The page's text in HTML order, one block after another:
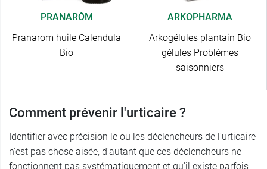
PRANARÔM
Pranarom huile Calendula
Bio
ARKOPHARMA
Arkogélules plantain Bio
gélules Problèmes
saisonniers
Comment prévenir l'urticaire ?
Identifier avec précision le ou les déclencheurs de l'urticaire
n'est pas chose aisée, d'autant que ces déclencheurs ne
fonctionnent pas systématiquement et qu'il existe parfois